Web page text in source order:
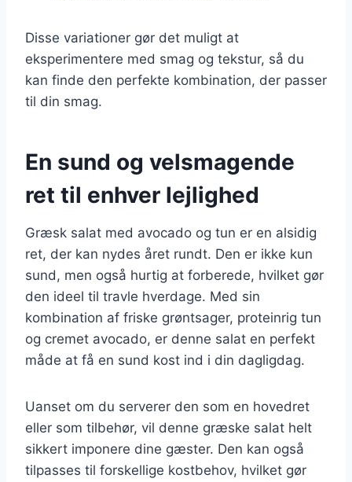
Disse variationer gør det muligt at
eksperimentere med smag og tekstur, så du
kan finde den perfekte kombination, der passer
til din smag.
En sund og velsmagende
ret til enhver lejlighed
Græsk salat med avocado og tun er en alsidig
ret, der kan nydes året rundt. Den er ikke kun
sund, men også hurtig at forberede, hvilket gør
den ideel til travle hverdage. Med sin
kombination af friske grøntsager, proteinrig tun
og cremet avocado, er denne salat en perfekt
måde at få en sund kost ind i din dagligdag.
Uanset om du serverer den som en hovedret
eller som tilbehør, vil denne græske salat helt
sikkert imponere dine gæster. Den kan også
tilpasses til forskellige kostbehov, hvilket gør